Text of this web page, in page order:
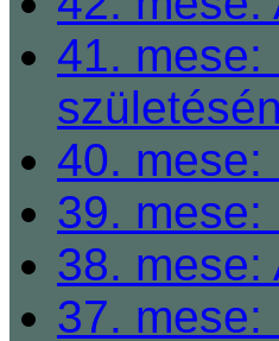
41. mese:
40. mese:
39. mese:
38. mese:
37. mese: